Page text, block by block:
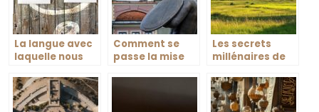
La langue avec
laquelle nous
est un
patrimoine.
Comment se
passe la mise
monument?
Les secrets
millénaires de
Bellaigue en
Auvergne